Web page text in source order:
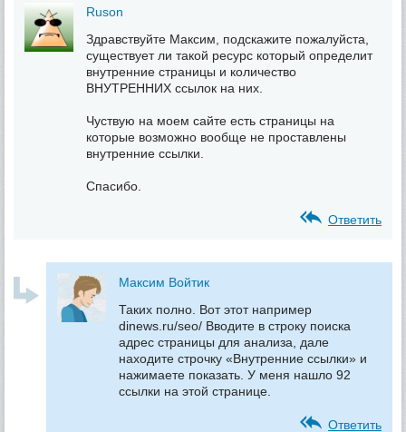
Ruson
Здравствуйте Максим, подскажите пожалуйста,
существует ли такой ресурс который определит
внутренние страницы и количество
ВНУТРЕННИХ ссылок на них.
Чуствую на моем сайте есть страницы на
которые возможно вообще не проставлены
внутренние ссылки.
Спасибо.
Ответить
Максим Войтик
Таких полно. Вот этот например
dinews.ru/seo/ Вводите в строку поиска
адрес страницы для анализа, дале
находите строчку «Внутренние ссылки» и
нажимаете показать. У меня нашло 92
ссылки на этой странице.
Ответить